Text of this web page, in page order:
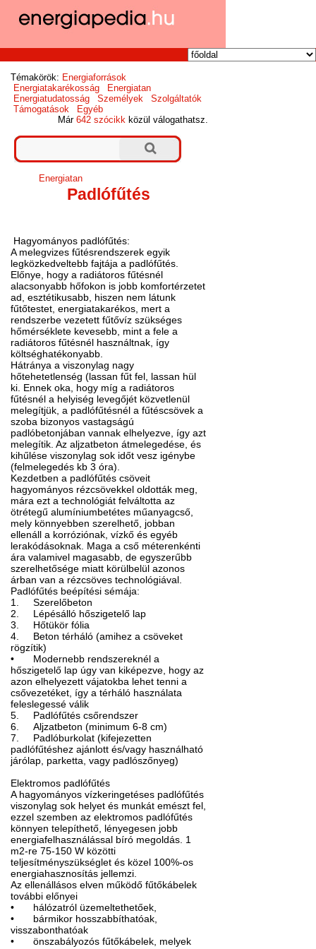
Témakörök: Energiaforrások
Energiatakarékosság
Energiatan
Energiatudatosság
Személyek
Szolgáltatók
Támogatások
Egyéb
Már642 szócikk közül válogathatsz.
Energiatan
Padlófűtés
Hagyományos padlófűtés:
A melegvizes fűtésrendszerek egyik
legközkedveltebb fajtája a padlófűtés.
Előnye, hogy a radiátoros fűtésnél
alacsonyabb hőfokon is jobb komfortérzetet
ad, esztétikusabb, hiszen nem látunk
fűtőtestet, energiatakarékos, mert a
rendszerbe vezetett fűtővíz szükséges
hőmérséklete kevesebb, mint a fele a
radiátoros fűtésnél használtnak, így
költséghatékonyabb.
Hátránya a viszonylag nagy
hőtehetetlenség (lassan fűt fel, lassan hül
ki. Ennek oka, hogy míg a radiátoros
fűtésnél a helyiség levegőjét közvetlenül
melegítjük, a padlófűtésnél a fűtéscsövek a
szoba bizonyos vastagságú
padlóbetonjában vannak elhelyezve, így azt
melegítik. Az aljzatbeton átmelegedése, és
kihűlése viszonylag sok időt vesz igénybe
(felmelegedés kb 3 óra).
Kezdetben a padlófűtés csöveit
hagyományos rézcsövekkel oldották meg,
mára ezt a technológiát felváltotta az
ötrétegű alumíniumbetétes műanyagcső,
mely könnyebben szerelhető, jobban
ellenáll a korróziónak, vízkő és egyéb
lerakódásoknak. Maga a cső méterenkénti
ára valamivel magasabb, de egyszerűbb
szerelhetősége miatt körülbelül azonos
árban van a rézcsöves technológiával.
Padlófűtés beépítési sémája:
1.
Szerelőbeton
2.
Lépésálló hőszigetelő lap
3.
Hőtükör fólia
4.
Beton térháló (amihez a csöveket
rögzítik)
•
Modernebb rendszereknél a
hőszigetelő lap úgy van kiképezve, hogy az
azon elhelyezett vájatokba lehet tenni a
csővezetéket, így a térháló használata
feleslegessé válik
5.
Padlófűtés csőrendszer
6.
Aljzatbeton (minimum 6-8 cm)
7.
Padlóburkolat (kifejezetten
padlófűtéshez ajánlott és/vagy használható
járólap, parketta, vagy padlószőnyeg)
Elektromos padlófűtés
A hagyományos vízkeringetéses padlófűtés
viszonylag sok helyet és munkát emészt fel,
ezzel szemben az elektromos padlófűtés
könnyen telepíthető, lényegesen jobb
energiafelhasználással bíró megoldás. 1
m2-re 75-150 W közötti
teljesítményszükséglet és közel 100%-os
energiahasznosítás jellemzi.
Az ellenállásos elven működő fűtőkábelek
további előnyei
•
hálózatról üzemeltethetőek,
•
bármikor hosszabbíthatóak,
visszabonthatóak
•
önszabályozós fűtőkábelek, melyek